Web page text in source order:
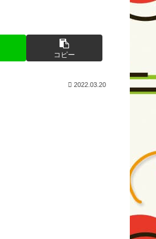
コピー
2022.03.20